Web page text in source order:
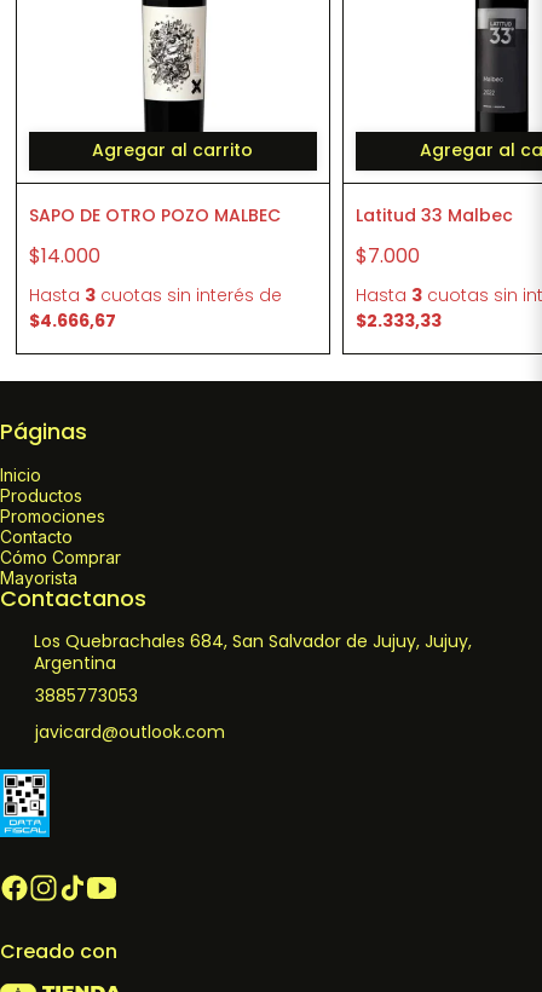
Agregar al carrito
SAPO DE OTRO POZO MALBEC
$14.000
Hasta 3cuotas sin interés de
$4.666,67
Agregar al
Latitud 33 Malbec
$7.000
Hasta 3 cuotas sin
$2.333,33
Páginas
Inicio
Productos
Promociones
Contacto
Cómo Comprar
Mayorista
Contactanos
Los Quebrachales 684, San Salvador de Jujuy, Jujuy,
Argentina
3885773053
javicard@outlook.com
Creado con